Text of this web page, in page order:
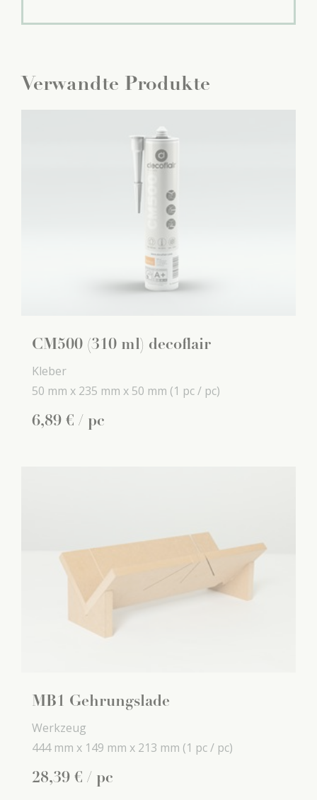
Verwandte Produkte
CM500 (310 ml) decoflair
Kleber
50 mm x 235 mm x 50 mm (1 pc / pc)
6,89 € / pc
MB1 Gehrungslade
Werkzeug
444 mm x 149 mm x 213 mm (1 pc / pc)
28,39 € / pc